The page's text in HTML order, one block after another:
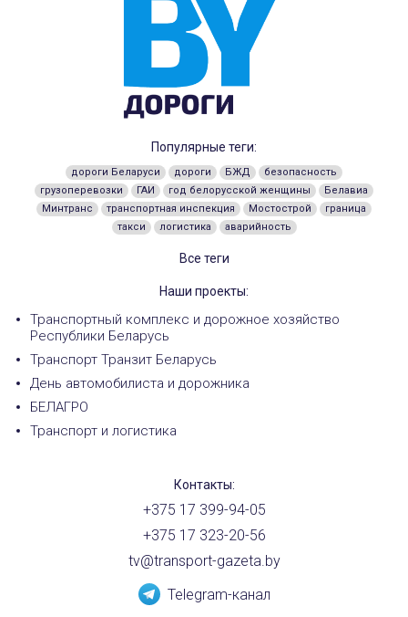
Популярные теги:
дороги Беларуси дороги БЖД
безопасность
грузоперевозки
ГАИ год белорусской женщины
Белавиа
Минтранс
транспортная инспекция Мостострой
граница
такси
логистика аварийность
Все теги
Наши проекты:
Транспортный комплекс и дорожное хозяйство
Республики Беларусь
Транспорт Транзит Беларусь
День автомобилиста и дорожника
БЕЛАГРО
Транспорт и логистика
Контакты:
+375 17 399-94-05
+375 17 323-20-56
tv@transport-gazeta.by
Telegram-канал